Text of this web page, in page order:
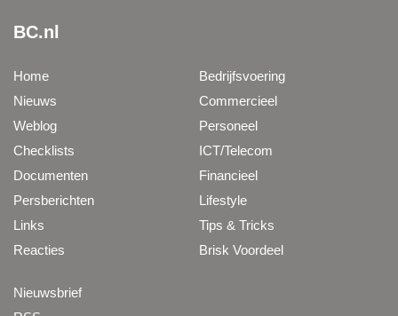
BC.nl
Home
Nieuws
Weblog
Checklists
Documenten
Persberichten
Links
Reacties
Bedrijfsvoering
Commercieel
Personeel
ICT/Telecom
Financieel
Lifestyle
Tips & Tricks
Brisk Voordeel
Nieuwsbrief